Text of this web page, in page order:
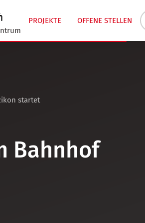
PROJEKTE
OFFENE STELLEN
startet
Bahnhof